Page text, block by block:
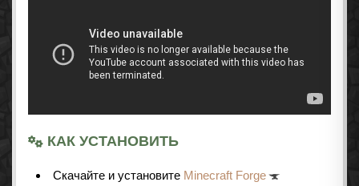
КАК УСТАНОВИТЬ
Cкачайте и установите Minecraft Forge